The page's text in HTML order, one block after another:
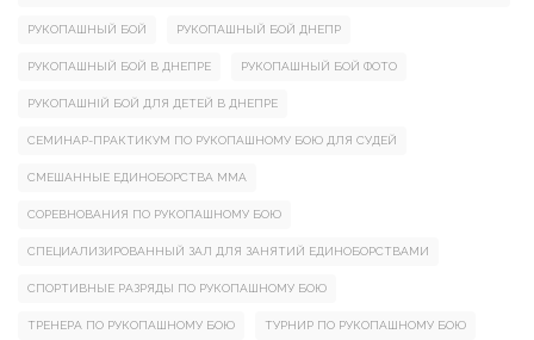
РУКОПАШНЫЙ БОЙ РУКОПАШНЫЙ БОЙ ДНЕПР
РУКОПАШНЫЙ БОЙ В ДНЕПРЕ РУКОПАШНЫЙ БОЙ ФОТО
РУКОПАШНІЙ БОЙ ДЛЯ ДЕТЕЙ В ДНЕПРЕ
СЕМИНАР-ПРАКТИКУМ ПО РУКОПАШНОМУ БОЮ ДЛЯ СУДЕЙ
СМЕШАННЫЕ ЕДИНОБОРСТВА ММА
СОРЕВНОВАНИЯ ПО РУКОПАШНОМУ БОЮ
СПЕЦИАЛИЗИРОВАННЫЙ ЗАЛ ДЛЯ ЗАНЯТИЙ ЕДИНОБОРСТВАМИ
СПОРТИВНЫЕ РАЗРЯДЫ ПО РУКОПАШНОМУ БОЮ
ТРЕНЕРА ПО РУКОПАШНОМУ БОЮ ТУРНИР ПО РУКОПАШНОМУ БОЮ